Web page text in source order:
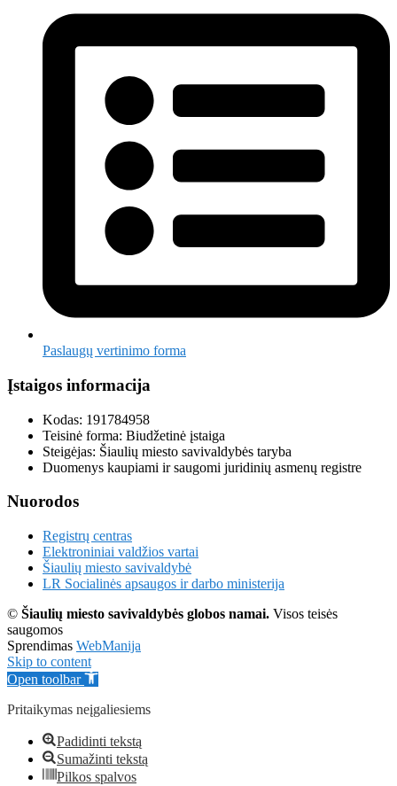
Paslaugų vertinimo forma
Įstaigos informacija
Kodas: 191784958
Teisinė forma: Biudžetinė įstaiga
Steigėjas: Šiaulių miesto savivaldybės taryba
Duomenys kaupiami ir saugomi juridinių asmenų registre
Nuorodos
Registrų centras
Elektroniniai valdžios vartai
Šiaulių miesto savivaldybė
LR Socialinės apsaugos ir darbo ministerija
© Šiaulių miesto savivaldybės globos namai. Visos teisės
saugomos
Sprendimas WebManija
Skip to content
Open toolbar
Pritaikymas neįgaliesiems
Padidinti tekstą
Sumažinti tekstą
Pilkos spalvos